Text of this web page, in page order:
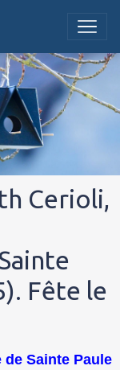
Cerioli,
Fête le
de Sainte Paule